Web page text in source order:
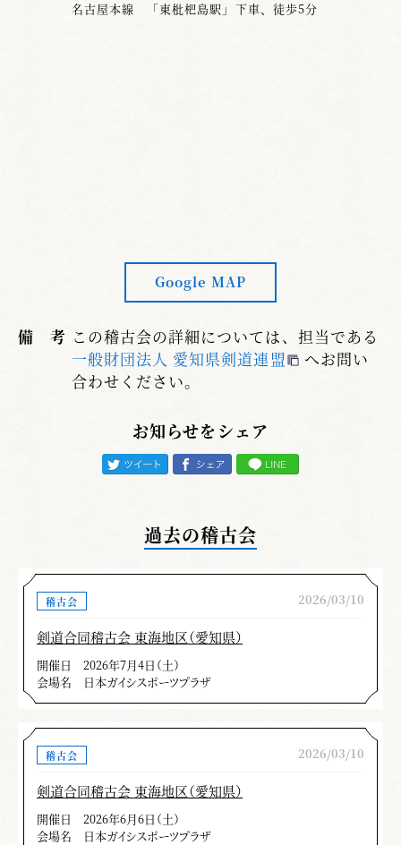
名古屋本線 「東枇杷島駅」下車、徒歩5分
Google MAP
備 考 この稽古会の詳細については、担当である
一般財団法人 愛知県剣道連盟
へお問い
合わせください。
お知らせをシェア
過去の稽古会
稽古会 2026/03/10
剣道合同稽古会 東海地区（愛知県）
開催日
2026年7月4日（土）
会場名
日本ガイシスポーツプラザ
稽古会 2026/03/10
剣道合同稽古会 東海地区（愛知県）
開催日
2026年6月6日（土）
会場名
日本ガイシスポーツプラザ